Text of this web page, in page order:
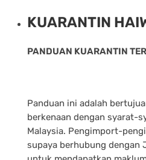
KUARANTIN
PANDUAN KUARANTIN
Panduan ini adalah
berkenaan dengan syarat-
Malaysia. Pengimport-
supaya berhubung dengan